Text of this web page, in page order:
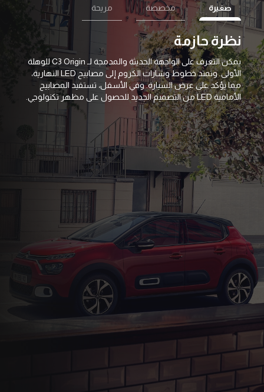
نظرة حازمة
يمكن التعرف على الواجهة الحديثة والمدمجة لـ C3 Origin للوهلة
الأولى. وتمتد خطوط وشارات الكروم إلى مصابيح LED النهارية،
مما يؤكد على عرض السيارة. وفي الأسفل، تستفيد المصابيح
الأمامية LED من التصميم الجديد للحصول على مظهر تكنولوجي.
صغيرة مخصصة مريحة